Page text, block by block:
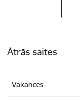
Ātrās saites
Vakances